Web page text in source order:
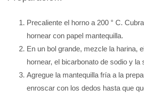
Precaliente el horno a 200 ° C.
hornear con papel mantequilla.
En un bol grande, mezcle la harina,
hornear, el bicarbonato de sodio y la
Agregue la mantequilla fría a la
enroscar con los dedos hasta que